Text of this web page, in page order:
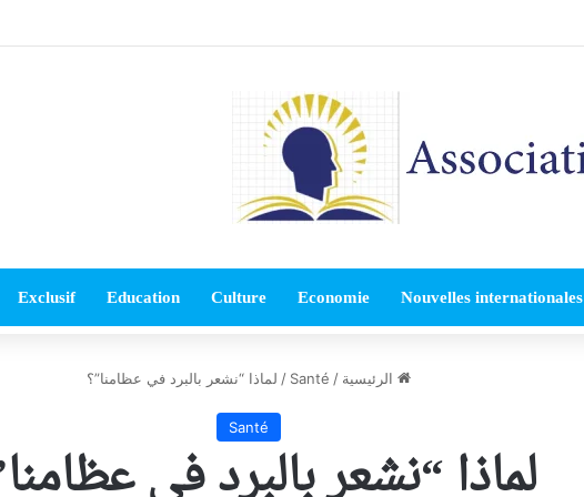
Nouvelles internationales
Economie
Culture
Education
Exclusif
الرئيسية /
Santé
/ لماذا “نشعر بالبرد في عظامنا”؟
Santé
لماذا “نشعر بالبرد في